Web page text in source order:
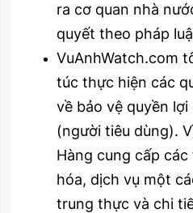
ra cơ quan nhà
quyết theo pháp
VuAnhWatch.com
túc thực hiện các
về bảo vệ quyền lợi
(người tiêu dùng).
Hàng cung cấp
hóa, dịch vụ một
trung thực và chi